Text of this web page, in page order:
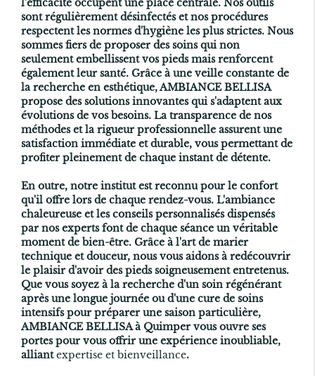
l'efficacité occupent une place centrale. Nos outils
sont régulièrement désinfectés et nos procédures
respectent les normes d'hygiène les plus strictes. Nous
sommes fiers de proposer des soins qui non
seulement embellissent vos pieds mais renforcent
également leur santé. Grâce à une veille constante de
la recherche en esthétique, AMBIANCE BELLISA
propose des solutions innovantes qui s'adaptent aux
évolutions de vos besoins. La transparence de nos
méthodes et la rigueur professionnelle assurent une
satisfaction immédiate et durable, vous permettant de
profiter pleinement de chaque instant de détente.
En outre, notre institut est reconnu pour le confort
qu'il offre lors de chaque rendez-vous. L'ambiance
chaleureuse et les conseils personnalisés dispensés
par nos experts font de chaque séance un véritable
moment de bien-être. Grâce à l'art de marier
technique et douceur, nous vous aidons à redécouvrir
le plaisir d'avoir des pieds soigneusement entretenus.
Que vous soyez à la recherche d'un soin régénérant
après une longue journée ou d'une cure de soins
intensifs pour préparer une saison particulière,
AMBIANCE BELLISA à Quimper vous ouvre ses
portes pour vous offrir une expérience inoubliable,
alliantexpertise et bienveillance.